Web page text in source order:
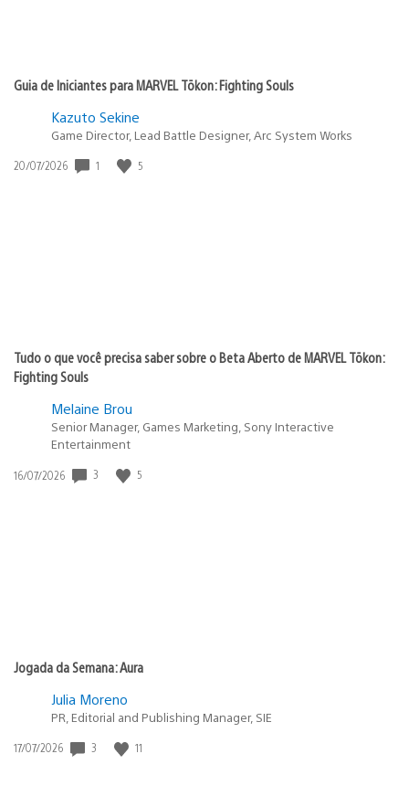
Guia de Iniciantes para MARVEL Tōkon: Fighting Souls
Kazuto Sekine
Game Director, Lead Battle Designer, Arc System Works
Data
20/07/2026 1 5
Tudo o que você precisa saber sobre o Beta Aberto de MARVEL Tōkon:
Fighting Souls
Melaine Brou
Senior Manager, Games Marketing, Sony Interactive
Entertainment
Data
16/07/2026 3 5
Jogada da Semana: Aura
Julia Moreno
PR, Editorial and Publishing Manager, SIE
Data
17/07/2026 3 11